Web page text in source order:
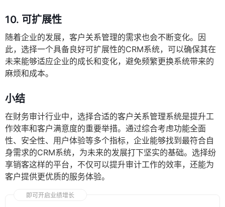
10. 可扩展性
随着企业的发展，客户关系管理的需求也会不断变化。因
此，选择一个具备良好可扩展性的CRM系统，可以确保其在
未来能够适应企业的成长和变化，避免频繁更换系统带来的
麻烦和成本。
小结
在财务审计行业中，选择合适的客户关系管理系统是提升工
作效率和客户满意度的重要举措。通过综合考虑功能全面
性、安全性、用户体验等多个指标，企业能够找到最符合自
身需求的CRM系统，为未来的发展打下坚实的基础。选择纷
享销客这样的平台，不仅可以提升审计工作的效率，还能为
客户提供更优质的服务体验。
即可开启业绩增长